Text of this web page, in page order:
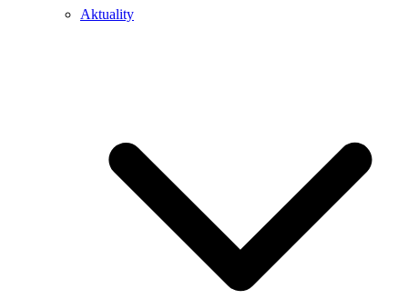
Aktuality